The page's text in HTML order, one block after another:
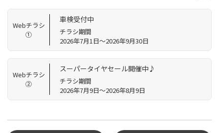
Webチラシ
①
車検受付中
チラシ期間
2026年7月1日～2026年9月30日
Webチラシ
②
スーパータイヤセール開催中♪
チラシ期間
2026年7月9日～2026年8月9日